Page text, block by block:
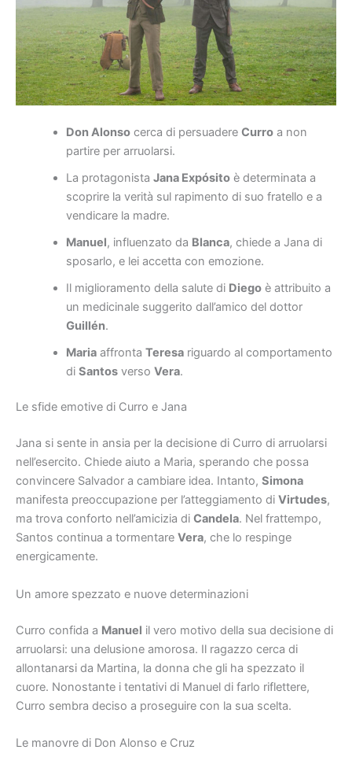
Don Alonsocerca di persuadere Curroa non
partire per arruolarsi.
La protagonista Jana Expósitoè determinata a
scoprire la verità sul rapimento di suo fratello e a
vendicare la madre.
Manuel, influenzato da Blanca, chiede a Jana di
sposarlo, e lei accetta con emozione.
Il miglioramento della salute di Diegoè attribuito a
un medicinale suggerito dall’amico del dottor
Guillén.
Mariaaffronta Teresariguardo al comportamento
di Santosverso Vera.
Le sfide emotive di Curro e Jana
Jana si sente in ansia per la decisione di Curro di arruolarsi
nell’esercito. Chiede aiuto a Maria, sperando che possa
convincere Salvador a cambiare idea. Intanto, Simona
manifesta preoccupazione per l’atteggiamento di Virtudes,
ma trova conforto nell’amicizia di Candela. Nel frattempo,
Santos continua a tormentare Vera, che lo respinge
energicamente.
Un amore spezzato e nuove determinazioni
Curro confida a Manuel il vero motivo della sua decisione di
arruolarsi: una delusione amorosa. Il ragazzo cerca di
allontanarsi da Martina, la donna che gli ha spezzato il
cuore. Nonostante i tentativi di Manuel di farlo riflettere,
Curro sembra deciso a proseguire con la sua scelta.
Le manovre di Don Alonso e Cruz